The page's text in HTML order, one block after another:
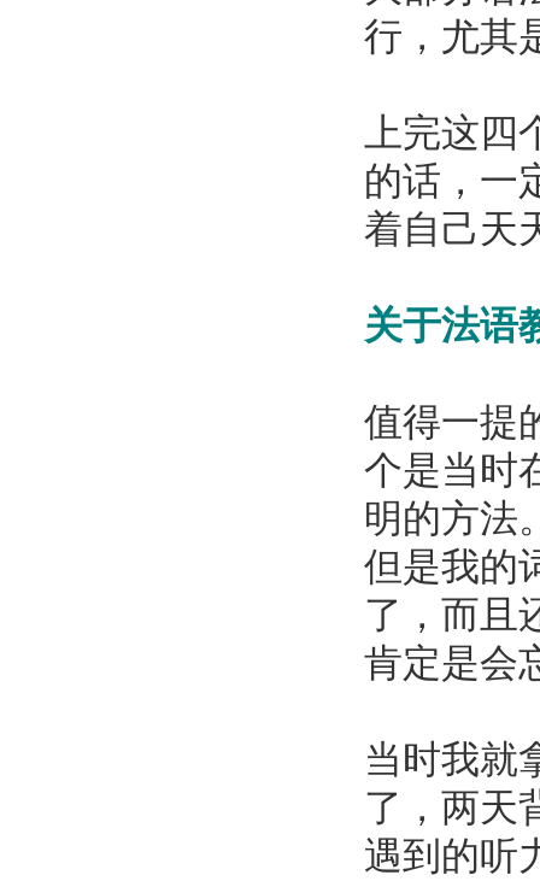
行，尤其
上完这四
的话，一
着自己天
关于法语
值得一提
个是当时
明的方法
但是我的
了，而且
肯定是会
当时我就
了，两天
遇到的听